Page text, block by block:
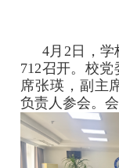
4月2日，学
712召开。校
席张瑛，副主
负责人参会。